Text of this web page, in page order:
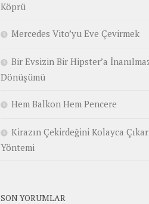
Köprü
Mercedes Vito’yu Eve Çevirmek
Bir Evsizin Bir Hipster’a
Dönüşümü
Hem Balkon Hem Pencere
Kirazın Çekirdeğini Kolayca
Yöntemi
SON YORUMLAR